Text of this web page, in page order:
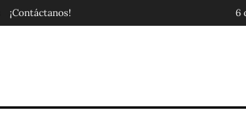
¡Contáctanos! 6